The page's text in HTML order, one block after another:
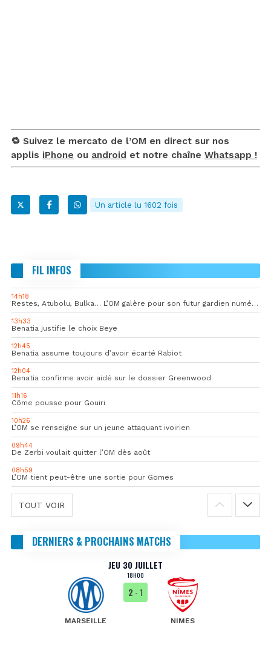
🔁 Suivez le mercato de l’OM en direct sur nos
applis iPhone ou android et notre chaîne Whatsapp !
Un article lu 1602 fois
FIL INFOS
14h18
Restes, Atubolu, Bulka… L’OM galère pour son futur gardien numéro 1
13h33
Benatia justifie le choix Beye
12h45
Benatia assume toujours d’avoir écarté Rabiot
12h04
Benatia confirme avoir aidé sur le dossier Greenwood
11h16
Côme pousse pour Gouiri
10h26
L’OM se renseigne sur un jeune attaquant ivoirien
09h44
De Zerbi voulait quitter l’OM dès août
08h59
L’OM tient peut-être une sortie pour Gomes
TOUT VOIR
DERNIERS & PROCHAINS MATCHS
JEU 30 JUILLET
18H00
MARSEILLE
2 - 1
NIMES